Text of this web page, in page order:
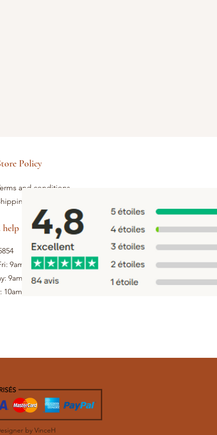
Policy
and conditions
and returns
help
9am - 5pm
9am - 1pm
10am - 12pm
by VinceH